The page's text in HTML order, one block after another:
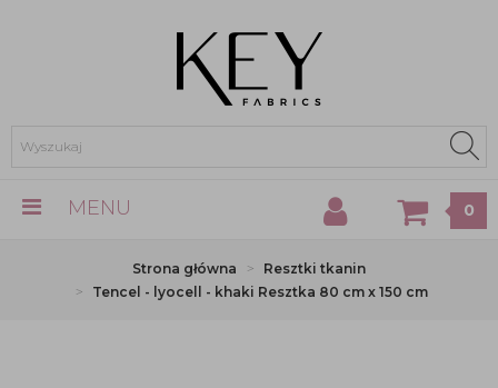
MENU 0
Strona główna
Resztki tkanin
Tencel - lyocell - khaki Resztka 80 cm x 150 cm